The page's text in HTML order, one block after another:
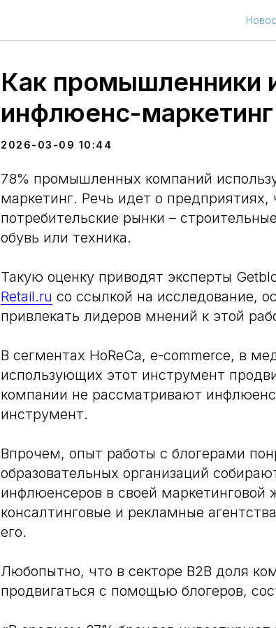
Как промышленники
инфлюенс-
2026-03-09 10:44
78% промышленных компаний
маркетинг. Речь идет о
потребительские рынки –
обувь или техника.
Такую оценку приводят эксперты
Retail.ru со ссылкой на исследование,
привлекать лидеров мнений к этой
В сегментах HoReCa, e-commerce, в
использующих этот инструмент
компании не рассматривают
инструмент.
Впрочем, опыт работы с блогерами
образовательных организаций
инфлюенсеров в своей
консалтинговые и рекламные
его.
Любопытно, что в секторе B2B доля
продвигаться с помощью блогеров,